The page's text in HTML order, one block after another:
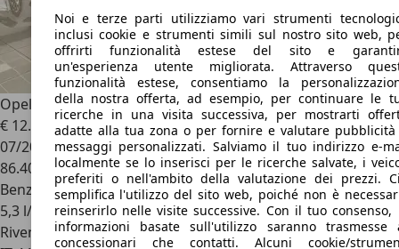
Opel Grandland X1.2 Benzina 130cv Innovation MT6
€ 12.300
07/2020
86.400 km
Benzina
5,3 l/100 km (comb.)
Rivenditore
Noi e terze parti utilizziamo vari strumenti
inclusi cookie e strumenti simili sul nostro sito web,
offrirti funzionalità estese del sito e
un'esperienza utente migliorata. Attraverso
funzionalità estese, consentiamo la
della nostra offerta, ad esempio, per continuare le
ricerche in una visita successiva, per mostrarti
adatte alla tua zona o per fornire e valutare
messaggi personalizzati. Salviamo il tuo indirizzo e-
localmente se lo inserisci per le ricerche salvate, i
preferiti o nell'ambito della valutazione dei prezzi.
semplifica l'utilizzo del sito web, poiché non è
reinserirlo nelle visite successive. Con il tuo consenso,
informazioni basate sull'utilizzo saranno trasmesse
concessionari che contatti. Alcuni cookie/